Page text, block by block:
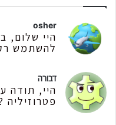
osher
היי שלום,
להשתמש
דבורה
היי, תודה